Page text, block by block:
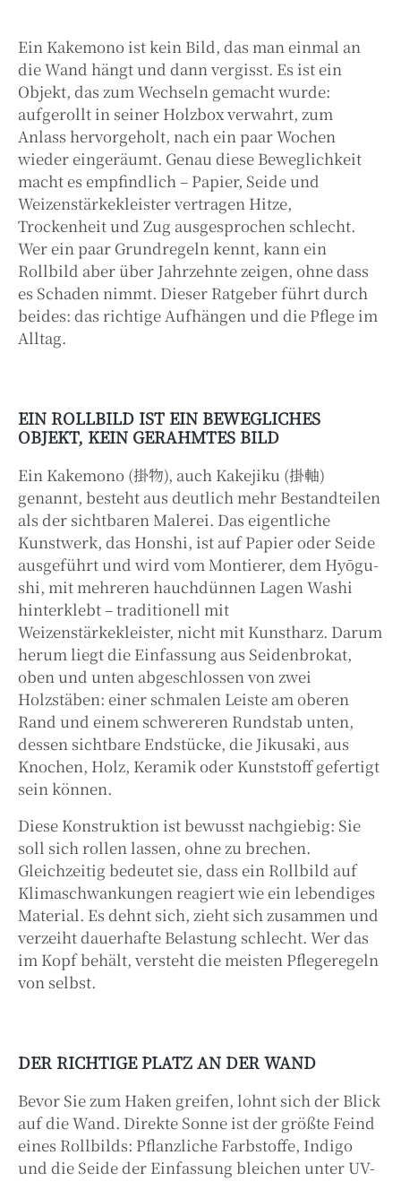
Ein Kakemono ist kein Bild, das man einmal an
die Wand hängt und dann vergisst. Es ist ein
Objekt, das zum Wechseln gemacht wurde:
aufgerollt in seiner Holzbox verwahrt, zum
Anlass hervorgeholt, nach ein paar Wochen
wieder eingeräumt. Genau diese Beweglichkeit
macht es empfindlich – Papier, Seide und
Weizenstärkekleister vertragen Hitze,
Trockenheit und Zug ausgesprochen schlecht.
Wer ein paar Grundregeln kennt, kann ein
Rollbild aber über Jahrzehnte zeigen, ohne dass
es Schaden nimmt. Dieser Ratgeber führt durch
beides: das richtige Aufhängen und die Pflege im
Alltag.
EIN ROLLBILD IST EIN BEWEGLICHES
OBJEKT, KEIN GERAHMTES BILD
Ein Kakemono (掛物), auch Kakejiku (掛軸)
genannt, besteht aus deutlich mehr Bestandteilen
als der sichtbaren Malerei. Das eigentliche
Kunstwerk, das Honshi, ist auf Papier oder Seide
ausgeführt und wird vom Montierer, dem Hyōgu-
shi, mit mehreren hauchdünnen Lagen Washi
hinterklebt – traditionell mit
Weizenstärkekleister, nicht mit Kunstharz. Darum
herum liegt die Einfassung aus Seidenbrokat,
oben und unten abgeschlossen von zwei
Holzstäben: einer schmalen Leiste am oberen
Rand und einem schwereren Rundstab unten,
dessen sichtbare Endstücke, die Jikusaki, aus
Knochen, Holz, Keramik oder Kunststoff gefertigt
sein können.
Diese Konstruktion ist bewusst nachgiebig: Sie
soll sich rollen lassen, ohne zu brechen.
Gleichzeitig bedeutet sie, dass ein Rollbild auf
Klimaschwankungen reagiert wie ein lebendiges
Material. Es dehnt sich, zieht sich zusammen und
verzeiht dauerhafte Belastung schlecht. Wer das
im Kopf behält, versteht die meisten Pflegeregeln
von selbst.
DER RICHTIGE PLATZ AN DER WAND
Bevor Sie zum Haken greifen, lohnt sich der Blick
auf die Wand. Direkte Sonne ist der größte Feind
eines Rollbilds: Pflanzliche Farbstoffe, Indigo
und die Seide der Einfassung bleichen unter UV-